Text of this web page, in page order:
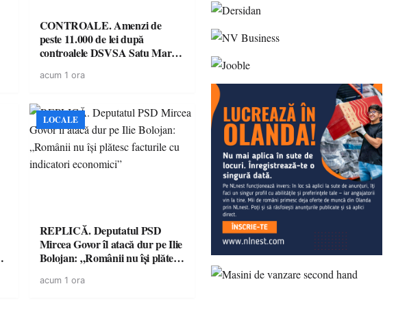
CONTROALE. Amenzi de
peste 11.000 de lei după
controalele DSVSA Satu Mare!
sancționate pentru nereguli
acum 1 ora
LOCALE
REPLICĂ. Deputatul PSD
Mircea Govor îl atacă dur pe Ilie
Bolojan: „Românii nu își plătesc
economici”
acum 1 ora